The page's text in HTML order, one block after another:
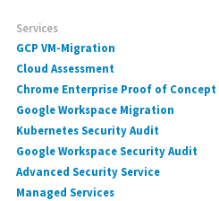
Services
GCP VM-Migration
Cloud Assessment
Chrome Enterprise Proof of Concept
Google Workspace Migration
Kubernetes Security Audit
Google Workspace Security Audit
Advanced Security Service
Managed Services